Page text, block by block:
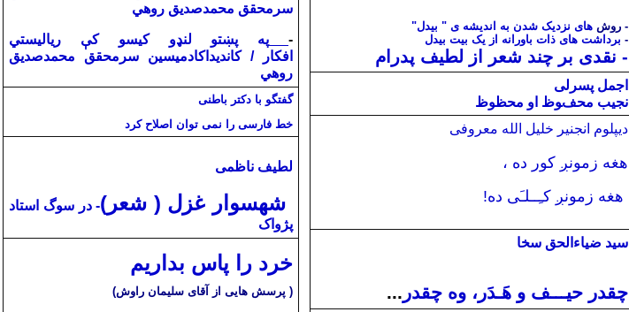
سرمحقق محمدصديق روهي
-
په پښتو لنډو کيسو کې رياليستي
افکار /کانديداکادميسين سرمحقق محمدصديق
روهي
گفتگو با دکتر باطنی
خط فارسی را نمی توان اصلاح کرد
لطیف ناظمی
شهسوار غزل ( شعر)- در سوگ استاد
پژواک
خرد را پاس بداریم
( پرسش هایی از آقای سلیمان راوش)
- روش های نزدیک شدن به اندیشه ی " بیدل"
- برداشت های ذات باورانه از یک بیت بیدل
- نقدی بر چند شعر از لطیف پدرام
اجمل پسرلى
نجیب محفوظ او محظوظ
دیپلوم انجنیر خلیل الله معروفی
هغه زمونږ کور ده ،
هغه زمونږ کـِــلـَی ده!
سيد ضياءالحق سخا
چقدر حيـــف و هَـدَر، وه چقدر ...